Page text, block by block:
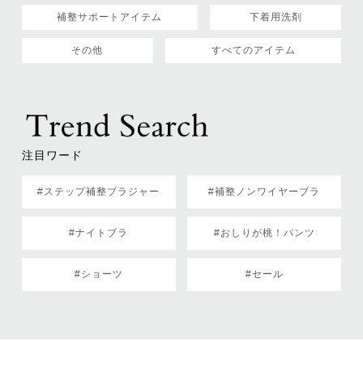
補整サポートアイテム 下着用洗剤
その他 すべてのアイテム
注目ワード
#ステップ補整ブラジャー #補整ノンワイヤーブラ
#ナイトブラ #おしりが桃！パンツ
#ショーツ #セール